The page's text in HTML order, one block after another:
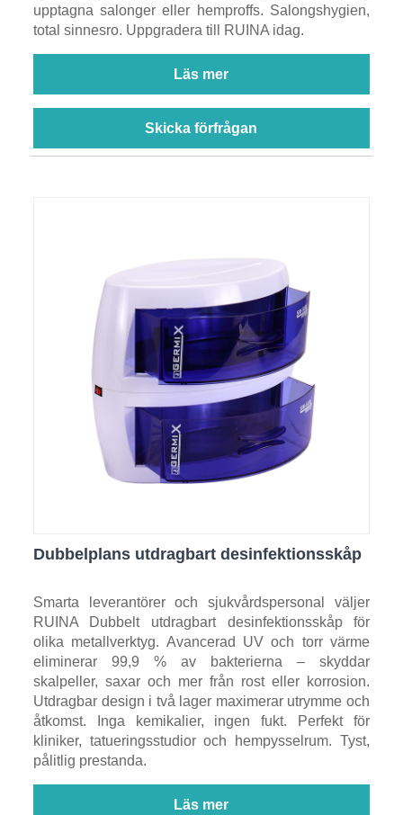
upptagna salonger eller hemproffs. Salongshygien,
total sinnesro. Uppgradera till RUINA idag.
Läs mer
Skicka förfrågan
Dubbelplans utdragbart desinfektionsskåp
Smarta leverantörer och sjukvårdspersonal väljer
RUINA Dubbelt utdragbart desinfektionsskåp för
olika metallverktyg. Avancerad UV och torr värme
eliminerar 99,9 % av bakterierna – skyddar
skalpeller, saxar och mer från rost eller korrosion.
Utdragbar design i två lager maximerar utrymme och
åtkomst. Inga kemikalier, ingen fukt. Perfekt för
kliniker, tatueringsstudior och hempysselrum. Tyst,
pålitlig prestanda.
Läs mer